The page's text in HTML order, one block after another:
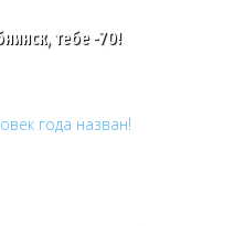
тебе -70!